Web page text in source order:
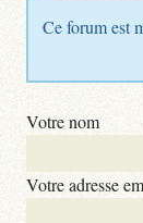
Ce forum est
Votre nom
Votre adresse